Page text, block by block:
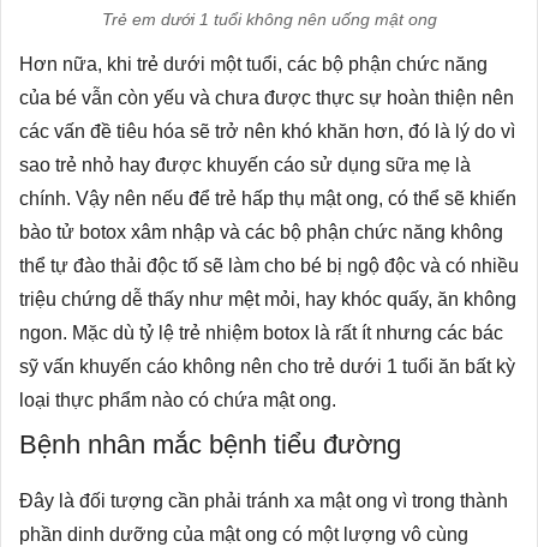
Trẻ em dưới 1 tuổi không nên uống mật ong
Hơn nữa, khi trẻ dưới một tuổi, các bộ phận chức năng
của bé vẫn còn yếu và chưa được thực sự hoàn thiện nên
các vấn đề tiêu hóa sẽ trở nên khó khăn hơn, đó là lý do vì
sao trẻ nhỏ hay được khuyến cáo sử dụng sữa mẹ là
chính. Vậy nên nếu để trẻ hấp thụ mật ong, có thể sẽ khiến
bào tử botox xâm nhập và các bộ phận chức năng không
thể tự đào thải độc tố sẽ làm cho bé bị ngộ độc và có nhiều
triệu chứng dễ thấy như mệt mỏi, hay khóc quấy, ăn không
ngon. Mặc dù tỷ lệ trẻ nhiệm botox là rất ít nhưng các bác
sỹ vấn khuyến cáo không nên cho trẻ dưới 1 tuổi ăn bất kỳ
loại thực phẩm nào có chứa mật ong.
Bệnh nhân mắc bệnh tiểu đường
Đây là đối tượng cần phải tránh xa mật ong vì trong thành
phần dinh dưỡng của mật ong có một lượng vô cùng